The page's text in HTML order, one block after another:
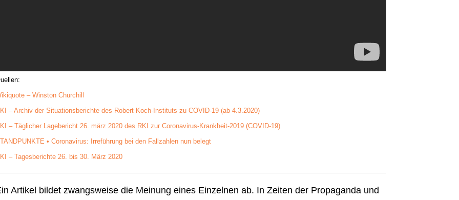
– Winston Churchill
– Archiv der Situationsberichte des Robert Koch-Instituts zu COVID-19 (ab 4.3.2020)
– Täglicher Lagebericht 26. märz 2020 des RKI zur Coronavirus-Krankheit-2019 (COVID-19)
• Coronavirus: Irreführung bei den Fallzahlen nun belegt
– Tagesberichte 26. bis 30. März 2020
Artikel bildet zwangsweise die Meinung eines Einzelnen ab. In Zeiten der Propaganda und